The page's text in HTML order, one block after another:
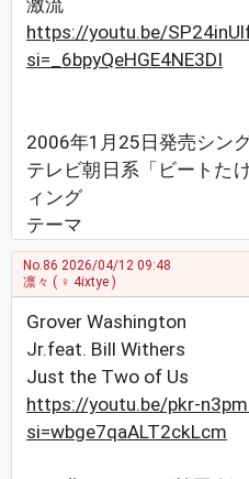
激流
https://youtu.be/
si=_6bpyQeHGE4NE3DI
2006年1月25日発売シン
テレビ朝日系「ビートた
ィング
テーマ
No.86 2026/04/12 09:48
凛々 ( ♀ 4ixtye )
Grover Washington
Jr.feat. Bill Withers
Just the Two of Us
https://youtu.be/pkr-
si=wbge7qaALT2ckLcm